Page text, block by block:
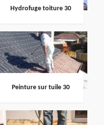
Hydrofuge toiture 30
Peinture sur tuile 30